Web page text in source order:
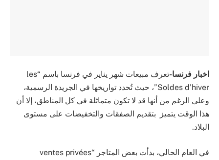
اخبار فرنسا-
تعرف مبيعات شهر يناير في فرنسا باسم “les
Soldes d’hiver”، حيث تُحدد تواريخها في الجريدة الرسمية،
وعلى الرغم من أنها قد لا تكون متماثلة في كل المناطق، إلا أن
هذا الوقت يتميز بتقديم الصفقات والتخفيضات على مستوى
البلاد.
في العام الحالي، بدأت بعض المتاجر “ventes privées